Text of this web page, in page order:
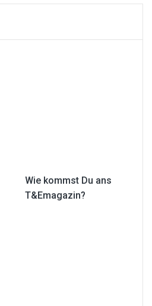
Wie kommst Du ans
T&Emagazin?